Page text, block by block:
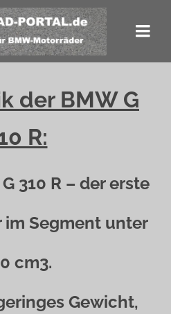
der BMW G
R:
310 R – der erste
im Segment unter
cm3.
Gewicht,